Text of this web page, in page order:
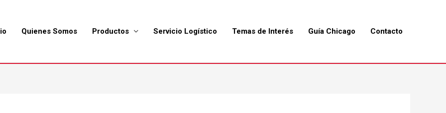
Quienes Somos Productos Servicio Logístico Temas de Interés Guía Chicago Contacto